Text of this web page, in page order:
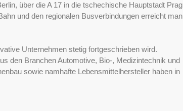
über die A 17 in die tschechische Hauptstadt Prag
und den regionalen Busverbindungen erreicht man
Unternehmen stetig fortgeschrieben wird.
den Branchen Automotive, Bio-, Medizintechnik und
sowie namhafte Lebensmittelhersteller haben in